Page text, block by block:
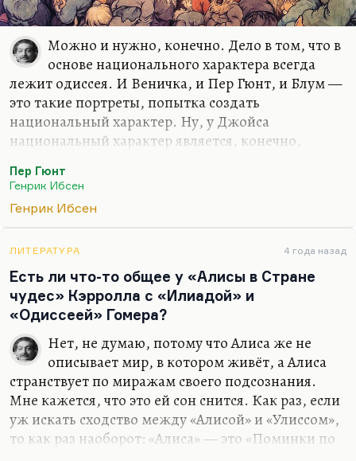
Можно и нужно, конечно. Дело в том, что в
основе национального характера всегда
лежит одиссея. И Веничка, и Пер Гюнт, и Блум —
это такие портреты, попытка создать
национальный характер. Ну, у Джойса
национальный характер является, конечно,
— он такой, наверное, в большей степени
ирландец, чем еврей Блум. Но, конечно, Одиссей
всегда Иван-дурак, «теория странствующего
лет, вдруг неожиданно сказала: «Я поняла:
русский Одиссей — это Иван-дурак». Да, русский
странствующий герой, безусловно так, который
самый умный, кстати. Так вот, это-то меня и
занимает в Пер Гюнте.
Вот Джойс всегда говорил: «Моя…
Пер Гюнт
Генрик Ибсен
Генрик Ибсен
ЛИТЕРАТУРА 4 года назад
Есть ли что-то общее у «Алисы в Стране
чудес» Кэрролла с «Илиадой» и
«Одиссеей» Гомера?
Нет, не думаю, потому что Алиса же не
описывает мир, в котором живёт, а Алиса
странствует по миражам своего подсознания.
Мне кажется, что это ей сон снится. Как раз, если
уж искать сходство между «Алисой» и «Улиссом»,
то как раз наоборот: «Алиса» — это «Поминки по